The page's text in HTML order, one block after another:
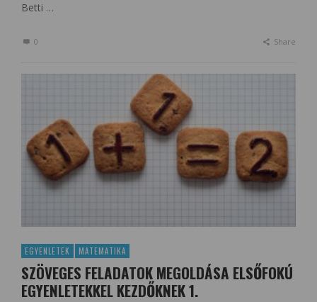
Betti …
0 Share
EGYENLETEK MATEMATIKA
SZÖVEGES FELADATOK MEGOLDÁSA ELSŐFOKÚ
EGYENLETEKKEL KEZDŐKNEK 1.